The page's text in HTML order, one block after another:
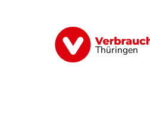
Thüringen
Finanzen